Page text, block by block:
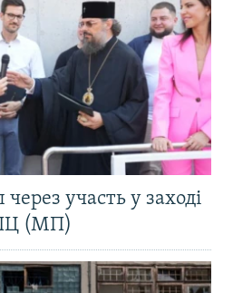
участь у заході
(МП)